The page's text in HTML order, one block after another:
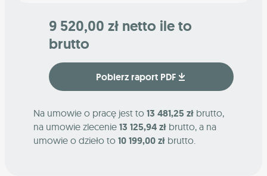
9 520,00 zł netto ile to
brutto
Pobierz raport PDF
Na umowie o pracę jest to 13 481,25 zł brutto,
na umowie zlecenie 13 125,94 zł brutto, a na
umowie o dzieło to 10 199,00 zł brutto.